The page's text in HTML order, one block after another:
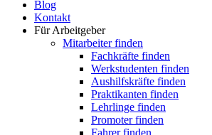
Blog
Kontakt
Für Arbeitgeber
Mitarbeiter finden
Fachkräfte finden
Werkstudenten finden
Aushilfskräfte finden
Praktikanten finden
Lehrlinge finden
Promoter finden
Fahrer finden